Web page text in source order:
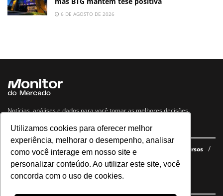
Utilizamos cookies para oferecer melhor
experiência, melhorar o desempenho, analisar
como você interage em nosso site e
personalizar conteúdo. Ao utilizar este site, você
concorda com o uso de cookies.
6 DE AGOSTO DE 2026
Notícias, análises e dados para você tomar as melhores decisões.
Navegue no site
Últimas notícias Quem somos E-books gratuitos
Cursos
Política de privacidade